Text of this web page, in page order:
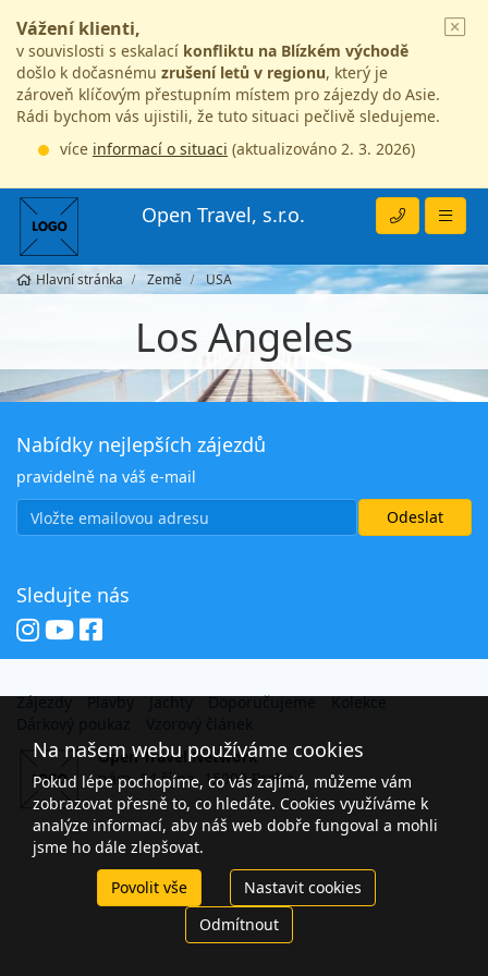
Vážení klienti,
v souvislosti s eskalací konfliktu na Blízkém východě
došlo k dočasnému zrušení letů v regionu, který je
zároveň klíčovým přestupním místem pro zájezdy do Asie.
Rádi bychom vás ujistili, že tuto situaci pečlivě sledujeme.
více informací o situaci (aktualizováno 2. 3. 2026)
Open Travel, s.r.o.
Hlavní stránka Země USA
Los Angeles
Nabídky nejlepších zájezdů
pravidelně na váš e-mail
Sledujte nás
Zájezdy Plavby Jachty Doporučujeme
Kolekce
Open Travel Network
nám. 14 října, 15000 Praha
Na našem webu používáme cookies
Pokud lépe pochopíme, co vás zajímá, můžeme vám
zobrazovat přesně to, co hledáte. Cookies využíváme k
analýze informací, aby náš web dobře fungoval a mohli
jsme ho dále zlepšovat.
Povolit vše
Nastavit cookies
Odmítnout